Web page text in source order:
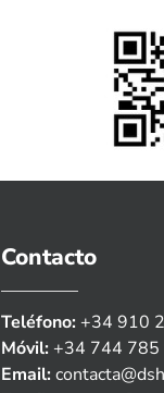
Contacto
Teléfono: +34 910
Móvil: +34 744 785
Email: